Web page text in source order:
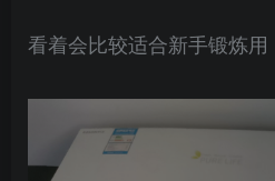
看着会比较适合新手锻炼用